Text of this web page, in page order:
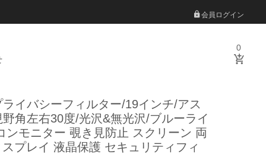
会員ログイン
0
イバシーフィルター/19インチ/アス
角左右30度/光沢&無光沢/ブルーライ
ンモニター 覗き見防止 スクリーン 両
プレイ 液晶保護 セキュリティフィ